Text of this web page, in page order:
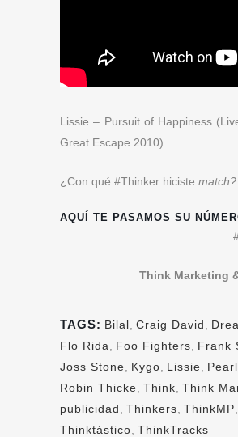
Lissie – Pursuit of Happiness
Great Escape 2010)
¿Con qué #Thinker hiciste match?
AQUÍ TE PASAMOS SU
Think Marketing
TAGS: Bilal Craig David
Flo Rida
Foo Fighters Frank
Joss Stone
Kygo Lissie
Robin Thicke Think Think
publicidad
Thinkers ThinkMP
Thinktástico ThinkTracks